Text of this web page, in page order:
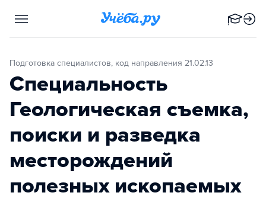
Подготовка специалистов, код направления 21.02.13
Специальность
Геологическая съемка,
поиски и разведка
месторождений
полезных ископаемых